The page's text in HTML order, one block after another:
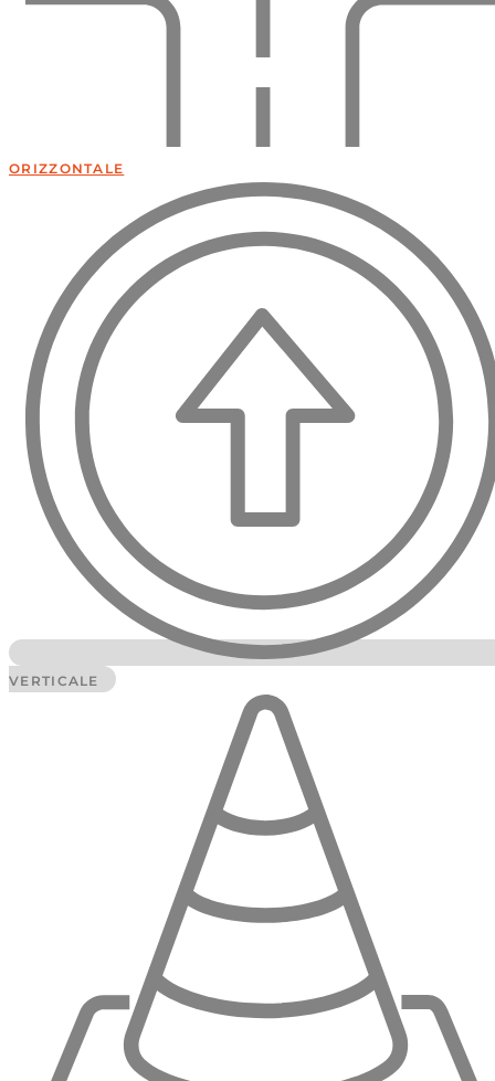
ORIZZONTALE
VERTICALE